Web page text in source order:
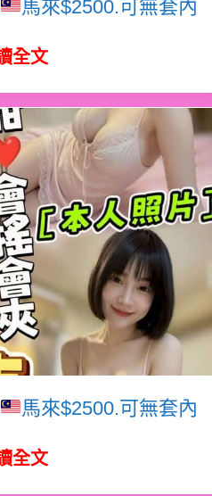
馬來$2500.可無套內
全文
馬來$2500.可無套內
全文